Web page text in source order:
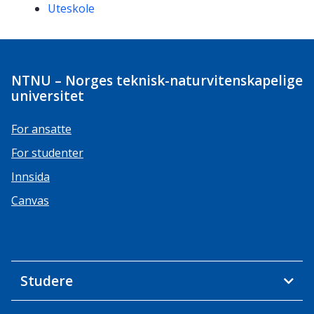
Uteskole
NTNU – Norges teknisk-naturvitenskapelige
universitet
For ansatte
For studenter
Innsida
Canvas
Studere